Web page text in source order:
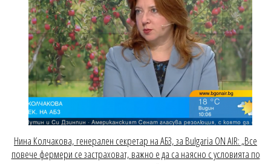
Нина Колчакова, генерален секретар на АБЗ, за Bulgaria ON AIR: „Все
повече фермери се застраховат, важно е да са наясно с условията по